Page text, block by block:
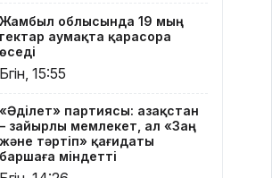
Қызылордада
«Жасыл
ел» еңбек
жасақтарының
экологиялық
сенбілік
өтті
Жамбыл облысында 19 мың
гектар аумақта қарасора
өседі
Бүгін, 15:55
«Әділет» партиясы: Қазақстан
– зайырлы мемлекет, ал «Заң
және тәртіп» қағидаты
баршаға міндетті